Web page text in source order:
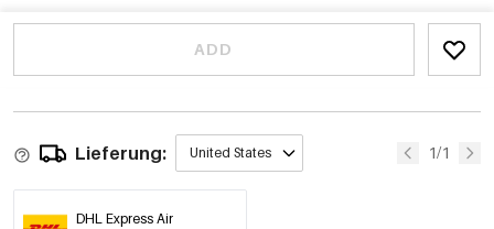
ADD
Lieferung: United States 1/1
DHL Express Air